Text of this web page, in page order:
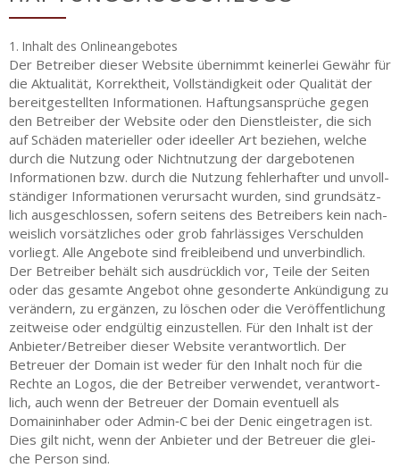
1. Inhalt des Onlineangebotes
Der Betrei­ber die­ser Web­site über­nimmt kei­ner­lei Gewähr für
die Aktua­li­tät, Kor­rekt­heit, Voll­stän­dig­keit oder Qua­li­tät der
bereit­ge­stell­ten Infor­ma­tio­nen. Haf­tungs­an­sprü­che gegen
den Betrei­ber der Web­site oder den Dienst­leis­ter, die sich
auf Schä­den mate­ri­el­ler oder ideel­ler Art bezie­hen, wel­che
durch die Nut­zung oder Nicht­nut­zung der dar­ge­bo­te­nen
Infor­ma­tio­nen bzw. durch die Nut­zung feh­ler­haf­ter und unvoll­
stän­di­ger Infor­ma­tio­nen ver­ur­sacht wur­den, sind grund­sätz­
lich aus­ge­schlos­sen, sofern sei­tens des Betrei­bers kein nach­
weis­lich vor­sätz­li­ches oder grob fahr­läs­si­ges Ver­schul­den
vor­liegt. Alle Ange­bo­te sind frei­blei­bend und unver­bind­lich.
Der Betrei­ber behält sich aus­drück­lich vor, Tei­le der Sei­ten
oder das gesam­te Ange­bot ohne geson­der­te Ankün­di­gung zu
ver­än­dern, zu ergän­zen, zu löschen oder die Ver­öf­fent­li­chung
zeit­wei­se oder end­gül­tig ein­zu­stel­len. Für den Inhalt ist der
Anbieter/​Betreiber die­ser Web­site ver­ant­wort­lich. Der
Betreu­er der Domain ist weder für den Inhalt noch für die
Rech­te an Logos, die der Betrei­ber ver­wen­det, ver­ant­wort­
lich, auch wenn der Betreu­er der Domain even­tu­ell als
Domain­in­ha­ber oder Admin‑C bei der Denic ein­ge­tra­gen ist.
Dies gilt nicht, wenn der Anbie­ter und der Betreu­er die glei­
che Per­son sind.